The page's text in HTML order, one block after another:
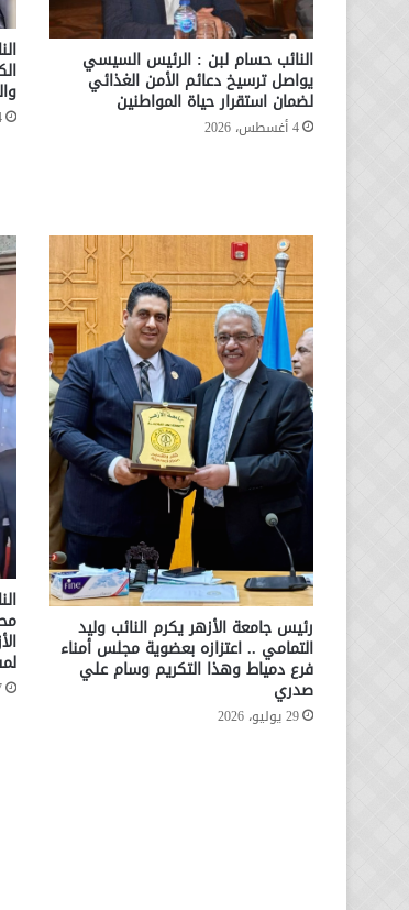
النائب حسام لبن : الرئيس السيسي
يواصل ترسيخ دعائم الأمن الغذائي
لضمان استقرار حياة المواطنين
4 أغسطس، 2026 4
رئيس جامعة الأزهر يكرم النائب وليد
التمامي .. اعتزازه بعضوية مجلس أمناء
فرع دمياط وهذا التكريم وسام علي
صدري
29 يوليو، 2026